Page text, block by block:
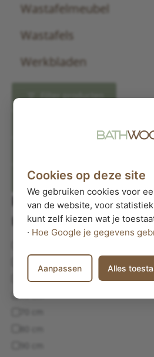
Wastafelmeubel
Wastafels
Werkbladen
Filter producten
Sluiten
Filters
Behandeling
110 cm
Cookies op deze site
We gebruiken cookies voor
van de website, voor
kunt zelf kiezen wat je
· Hoe Google je gegevens
Aanpassen Alles